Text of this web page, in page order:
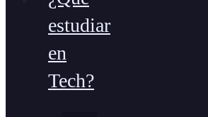
estudiar
en
Tech?